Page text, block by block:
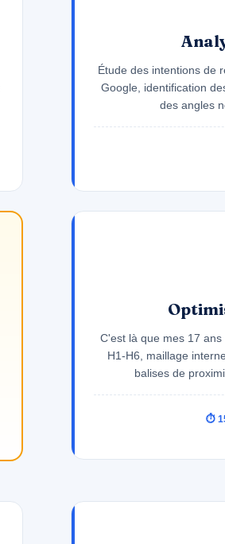
Étude des intentions de
Google, identification
des angles
C'est là que mes 17
H1-H6, maillage
balises de
⏱